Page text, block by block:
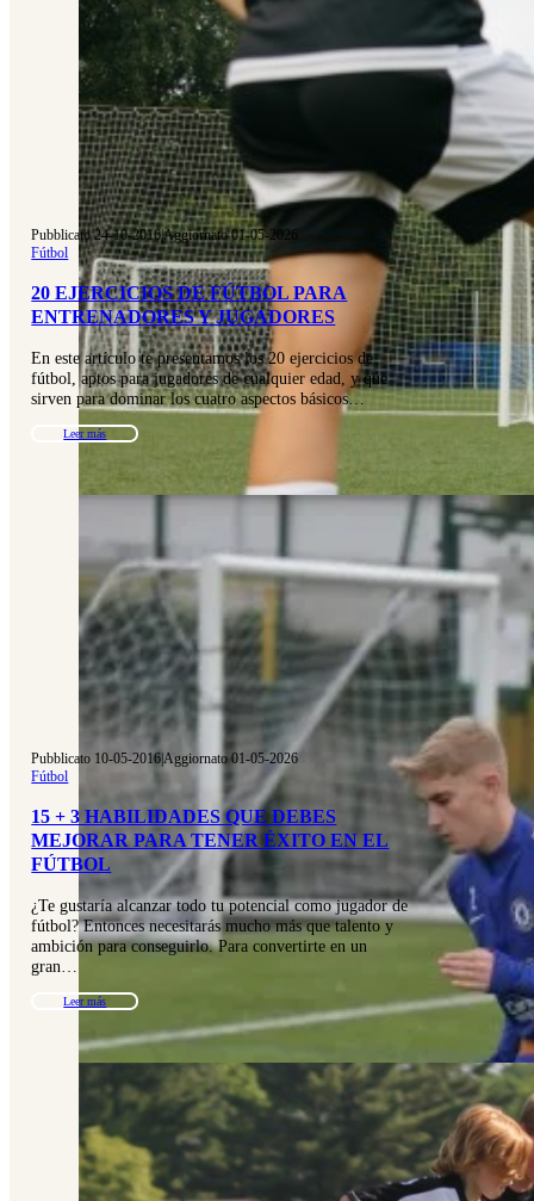
Pubblicato 24-10-2016|Aggiornato 01-05-2026
Fútbol
20 EJERCICIOS DE FÚTBOL PARA
ENTRENADORES Y JUGADORES
En este artículo te presentamos los 20 ejercicios de
fútbol, aptos para jugadores de cualquier edad, y que
sirven para dominar los cuatro aspectos básicos…
Leer más
Pubblicato 10-05-2016|Aggiornato 01-05-2026
Fútbol
15 + 3 HABILIDADES QUE DEBES
MEJORAR PARA TENER ÉXITO EN EL
FÚTBOL
¿Te gustaría alcanzar todo tu potencial como jugador de
fútbol? Entonces necesitarás mucho más que talento y
ambición para conseguirlo. Para convertirte en un
gran…
Leer más